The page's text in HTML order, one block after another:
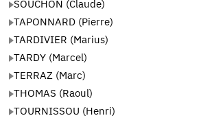
SOUCHON (Claude)
TAPONNARD (Pierre)
TARDIVIER (Marius)
TARDY (Marcel)
TERRAZ (Marc)
THOMAS (Raoul)
TOURNISSOU (Henri)